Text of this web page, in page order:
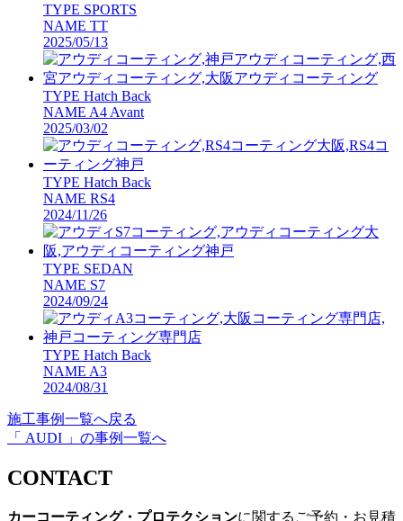
TYPE SPORTS
NAME TT
2025/05/13
TYPE Hatch Back
NAME A4 Avant
2025/03/02
TYPE Hatch Back
NAME RS4
2024/11/26
TYPE SEDAN
NAME S7
2024/09/24
TYPE Hatch Back
NAME A3
2024/08/31
施工事例一覧へ戻る
「 AUDI 」の事例一覧へ
CONTACT
カーコーティング・プロテクションに関するご予約・お見積